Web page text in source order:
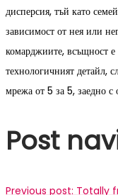
дисперсия, тъй като
зависимост от нея или
комарджиите, всъщност
технологичният детайл,
мрежа от 5 за 5, заедно
Post
Previous post: Totally